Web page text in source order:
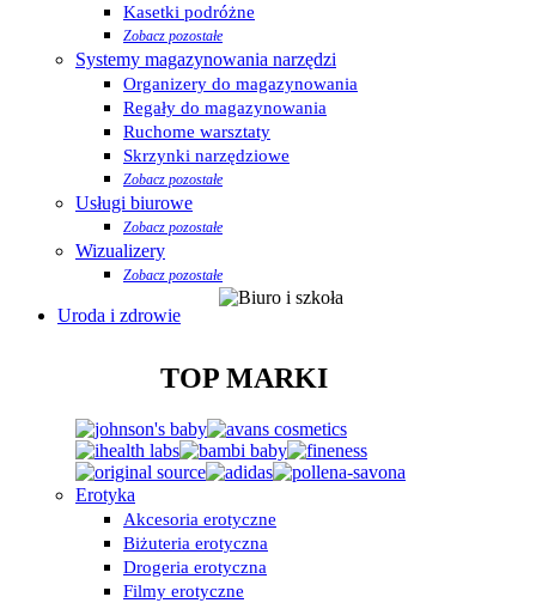
Kasetki podróżne
Zobacz pozostałe
Systemy magazynowania narzędzi
Organizery do magazynowania
Regały do magazynowania
Ruchome warsztaty
Skrzynki narzędziowe
Zobacz pozostałe
Usługi biurowe
Zobacz pozostałe
Wizualizery
Zobacz pozostałe
Uroda i zdrowie
TOP MARKI
Erotyka
Akcesoria erotyczne
Biżuteria erotyczna
Drogeria erotyczna
Filmy erotyczne